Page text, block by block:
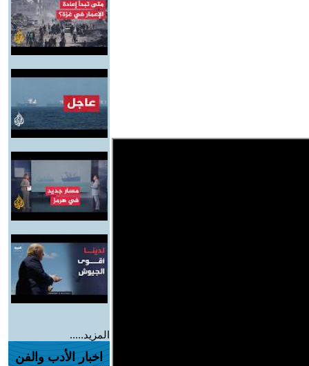
المزيد.....
اخبار الأدب والفن